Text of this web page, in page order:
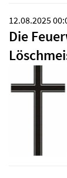
12.08.2025
Die